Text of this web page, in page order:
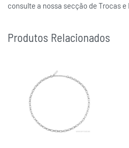
consulte a nossa secção de Trocas e
Produtos Relacionados